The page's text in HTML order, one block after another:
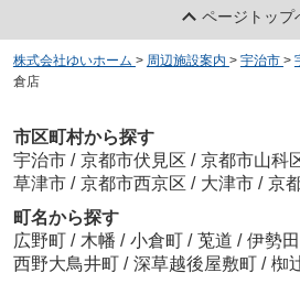
ページトップ
株式会社ゆいホーム > 周辺施設案内 > 宇治市 >
倉店
市区町村から探す
宇治市 / 京都市伏見区 / 京都市山科
草津市 / 京都市西京区 / 大津市 / 京
町名から探す
広野町 / 木幡 / 小倉町 / 莵道 / 伊勢
西野大鳥井町 / 深草越後屋敷町 / 椥